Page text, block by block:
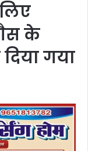
के
गया